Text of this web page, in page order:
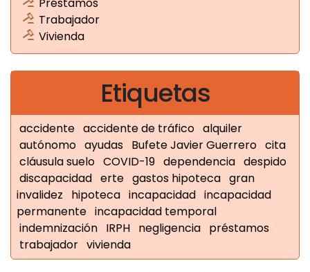
Trabajador
Vivienda
Etiquetas
accidente accidente de tráfico alquiler
autónomo ayudas Bufete Javier Guerrero cita
cláusula suelo COVID-19 dependencia despido
discapacidad erte gastos hipoteca gran
invalidez
hipoteca incapacidad incapacidad
permanente incapacidad temporal
indemnización IRPH negligencia préstamos
trabajador vivienda